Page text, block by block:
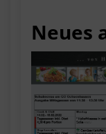
Neues